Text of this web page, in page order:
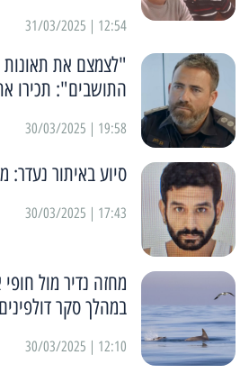
12:54 | 31/03/2025
"לצמצם את תאונות
התושבים": תכירו
19:58 | 30/03/2025
סיוע באיתור נעדר:
17:43 | 30/03/2025
מחזה נדיר מול
במהלך סקר דולפינים
12:10 | 30/03/2025